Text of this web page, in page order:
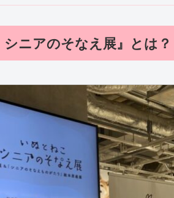
ニアのそなえ展』とは？